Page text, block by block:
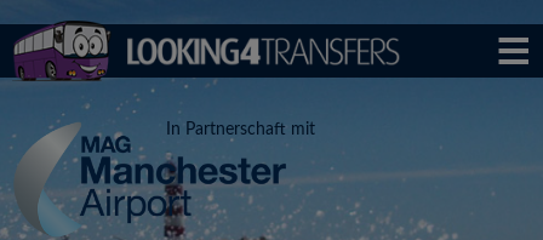
In Partnerschaft mit